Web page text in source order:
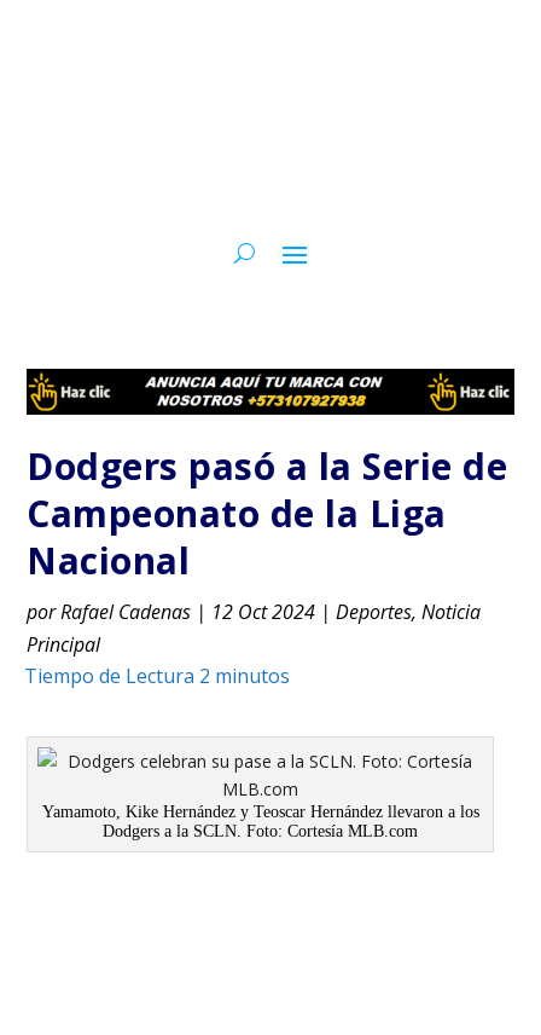
Dodgers pasó a la Serie de
Campeonato de la Liga
Nacional
porRafael Cadenas | 12 Oct 2024 |Deportes,Noticia
Principal
Yamamoto, Kike Hernández y Teoscar Hernández llevaron a los
Dodgers a la SCLN. Foto: Cortesía MLB.com